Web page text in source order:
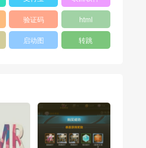
验证码 html
启动图 转跳